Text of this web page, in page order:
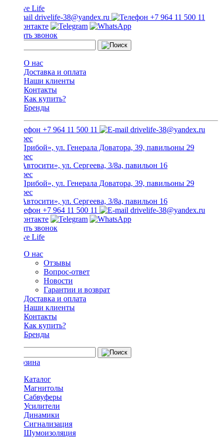
drivelife-38@yandex.ru +7 964 11 500 11
Заказать звонок
О нас
Доставка и оплата
Наши клиенты
Контакты
Как купить?
Бренды
+7 964 11 500 11 drivelife-38@yandex.ru
ТЦ «Прибой», ул. Генерала Доватора, 39, павильоны 29
ТЦ «Автосити», ул. Сергеева, 3/8а, павильон 16
ТЦ «Прибой», ул. Генерала Доватора, 39, павильоны 29
ТЦ «Автосити», ул. Сергеева, 3/8а, павильон 16
+7 964 11 500 11
drivelife-38@yandex.ru
Заказать звонок
О нас
Отзывы
Вопрос-ответ
Новости
Гарантии и возврат
Доставка и оплата
Наши клиенты
Контакты
Как купить?
Бренды
Каталог
Магнитолы
Сабвуферы
Усилители
Динамики
Сигнализация
Шумоизоляция